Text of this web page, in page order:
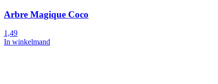
Arbre Magique Coco
1,49
In winkelmand